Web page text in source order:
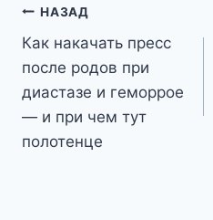
Навигация
по
записям
НАЗАД
Как накачать пресс
после родов при
диастазе и геморрое
— и при чем тут
полотенце